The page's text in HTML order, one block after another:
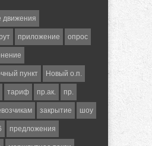
движения
приложение опрос
пункт Новый о.п.
тариф пр.ак. пр.
закрытие шоу
предложения